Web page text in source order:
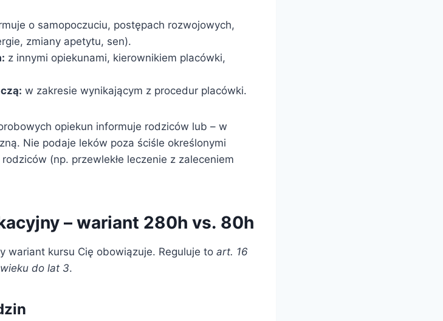
o samopoczuciu, postępach rozwojowych,
zmiany apetytu, sen).
z innymi opiekunami, kierownikiem placówki,
w zakresie wynikającym z procedur placówki.
opiekun informuje rodziców lub – w
Nie podaje leków poza ściśle określonymi
(np. przewlekłe leczenie z zaleceniem
– wariant 280h vs. 80h
wariant kursu Cię obowiązuje. Reguluje to art. 16
do lat 3.